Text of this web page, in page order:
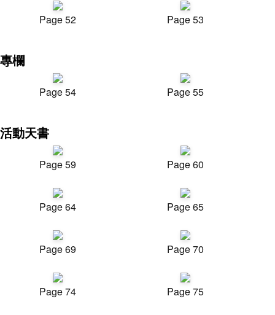
Page 52 Page 53
專欄
Page 54 Page 55
活動天書
Page 59 Page 60
Page 64 Page 65
Page 69 Page 70
Page 74 Page 75